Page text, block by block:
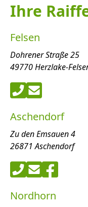
Ihre
Felsen
Dohrener Straße 25
49770 Herzlake-
Aschendorf
Zu den Emsauen 4
26871 Aschendorf
Nordhorn